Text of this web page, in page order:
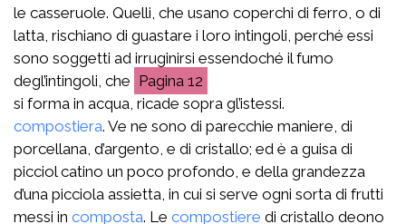
le casseruole. Quelli, che usano coperchi di ferro, o di
latta, rischiano di guastare i loro intingoli, perché essi
sono soggetti ad irruginirsi essendoché il fumo
degl’intingoli, che
12
si forma in acqua, ricade sopra gl’istessi.
compostiera. Ve ne sono di parecchie maniere, di
porcellana, d’argento, e di cristallo; ed è a guisa di
picciol catino un poco profondo, e della grandezza
d’una picciola assietta, in cui si serve ogni sorta di frutti
messi in composta. Le compostiere di cristallo deono